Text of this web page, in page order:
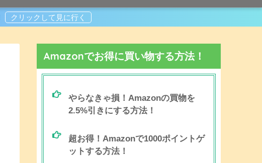
Amazonでお得に買い物する方法！
やらなきゃ損！Amazonの買物を
2.5%引きにする方法！
超お得！Amazonで1000ポイントゲ
ットする方法！